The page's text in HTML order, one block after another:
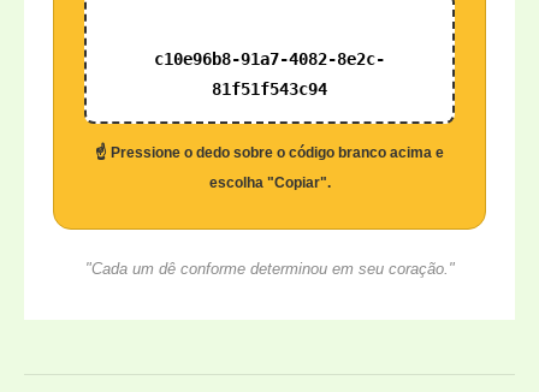
c10e96b8-91a7-4082-8e2c-
81f51f543c94
☝️ Pressione o dedo sobre o código branco acima e
escolha "Copiar".
"Cada um dê conforme determinou em seu coração."